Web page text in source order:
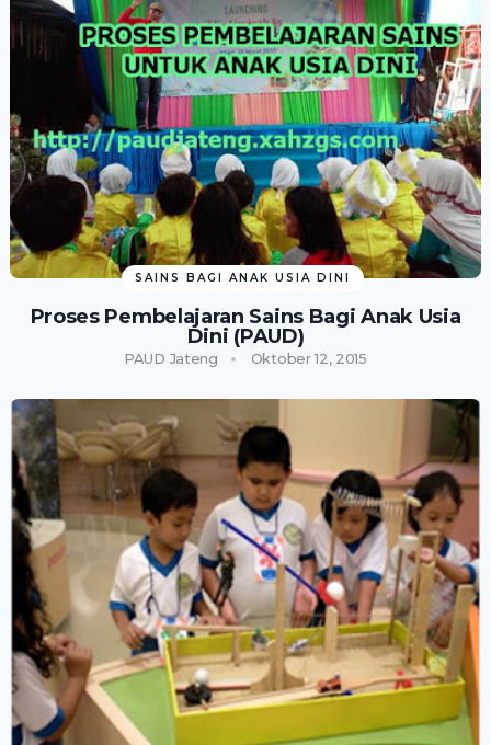
SAINS BAGI ANAK USIA DINI
Proses Pembelajaran Sains Bagi Anak Usia
Dini (PAUD)
PAUD Jateng Oktober 12, 2015